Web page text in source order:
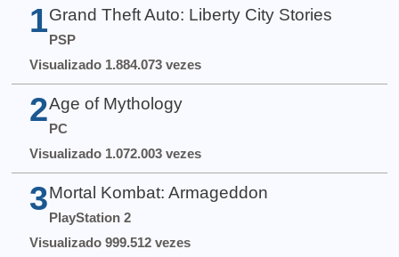
1 Grand Theft Auto: Liberty City Stories
PSP
Visualizado 1.884.073 vezes
2 Age of Mythology
PC
Visualizado 1.072.003 vezes
3 Mortal Kombat: Armageddon
PlayStation 2
Visualizado 999.512 vezes